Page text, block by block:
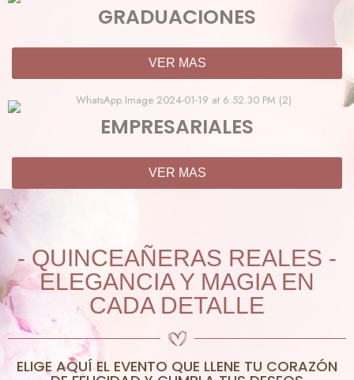
GRADUACIONES
VER MAS
EMPRESARIALES
VER MAS
- QUINCEAÑERAS REALES -
ELEGANCIA Y MAGIA EN
CADA DETALLE
ELIGE AQUÍ EL EVENTO QUE LLENE TU CORAZÓN